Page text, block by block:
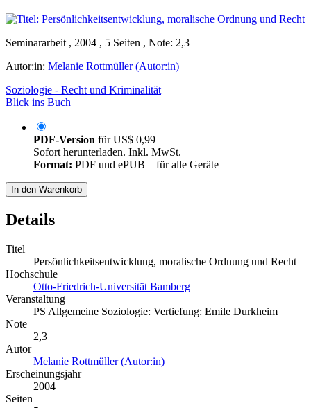
Seminararbeit , 2004 , 5 Seiten , Note: 2,3
Autor:in: Melanie Rottmüller (Autor:in)
Soziologie - Recht und Kriminalität
Blick ins Buch
PDF-Version fürUS$ 0,99
Sofort herunterladen. Inkl. MwSt.
Format: PDF und ePUB – für alle Geräte
In den Warenkorb
Details
Titel
Persönlichkeitsentwicklung, moralische Ordnung und Recht
Hochschule
Otto-Friedrich-Universität Bamberg
Veranstaltung
PS Allgemeine Soziologie: Vertiefung: Emile Durkheim
Note
2,3
Autor
Melanie Rottmüller (Autor:in)
Erscheinungsjahr
2004
Seiten